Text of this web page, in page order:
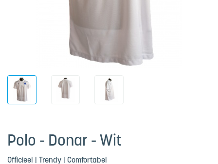
Polo - Donar - Wit
Officieel | Trendy | Comfortabel